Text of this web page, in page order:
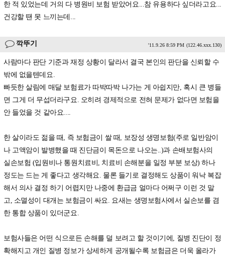
한 적 있었는데 거의 다 병원비 보험 받았어요...참 유용하다 싶더라고요...
건강할 땐 못 느끼는데...
깍뚜기 '11.9.26 8:59 PM (122.46.xxx.130)
사람마다 판단 기준과 재정 상황이 달라서 결국 본인의 판단을 신뢰할 수
밖에 없을텐데요.
빠듯한 살림에 매달 보험료가 따박따박 나가는 게 아쉽지만, 혹시 큰 병들
면 그게 더 무섭더라구요. 오히려 경제적으로 전혀 문제가 없다면 보험을
안 들었을 것 같아요....
한 살이라도 젊을 때, 즉 보험금이 쌀 때, 보장성 생명보험(주로 일반암이
나 고액암이 발병했을 때 진단금이 목돈으로 나오는..)과 손배보험사의
실손보험 (입원비나 통원치료비, 치료비 손해분을 일정 부분 보상) 하나
정도는 드는 게 좋다고 생각해요. 물론 들기로 결정해도 상품이 워낙 복잡
해서 의사 결정 하기 어렵지만 나중에 환급금 얼마다 어쩌구 이런 것 말
고, 소멸성이 대개는 보험금이 싸요. 요새는 생명보험사에서 실손보를 겸
한 통합 상품이 있더군요.
보험사들은 어떤 식으로든 손해를 덜 보려고 할 것이기에, 질병 진단이 정
확해지고 개인 질병 정보가 상세하게 공개될수록 보험금은 더욱 올라가